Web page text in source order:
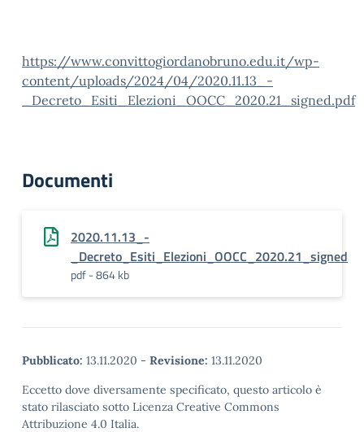
https://www.convittogiordanobruno.edu.it/wp-
content/uploads/2024/04/2020.11.13_-
_Decreto_Esiti_Elezioni_OOCC_2020.21_signed.pdf
Documenti
2020.11.13_-
_Decreto_Esiti_Elezioni_OOCC_2020.21_signed
pdf - 864 kb
Pubblicato: 13.11.2020 - Revisione: 13.11.2020
Eccetto dove diversamente specificato, questo articolo è
stato rilasciato sotto Licenza Creative Commons
Attribuzione 4.0 Italia.